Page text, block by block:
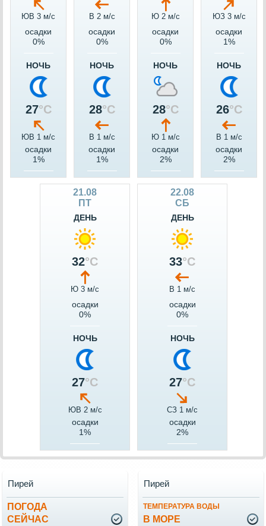
ЮВ 3 м/c
осадки
0%
НОЧЬ
27°C
ЮВ 1 м/c
осадки
1%
В 2 м/c
осадки
0%
НОЧЬ
28°C
В 1 м/c
осадки
1%
Ю 2 м/c
осадки
0%
НОЧЬ
28°C
Ю 1 м/c
осадки
2%
ЮЗ 3 м/c
осадки
1%
НОЧЬ
26°C
В 1 м/c
осадки
2%
21.08
ПТ
ДЕНЬ
32°C
Ю 3 м/c
осадки
0%
НОЧЬ
27°C
ЮВ 2 м/c
осадки
1%
22.08
СБ
ДЕНЬ
33°C
В 1 м/c
осадки
0%
НОЧЬ
27°C
СЗ 1 м/c
осадки
2%
ПОГОДА
СЕЙЧАС
Пирей
ТЕМПЕРАТУРА ВОДЫ
В МОРЕ
Пирей